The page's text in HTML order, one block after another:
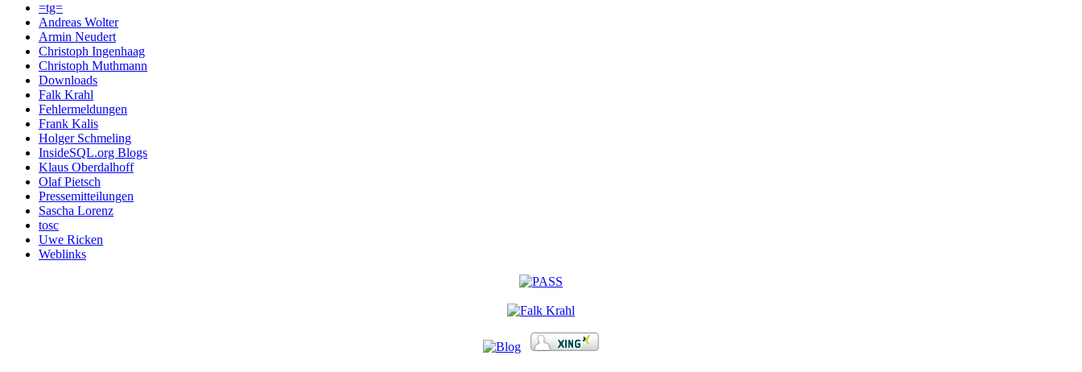
=tg=
Andreas Wolter
Armin Neudert
Christoph Ingenhaag
Christoph Muthmann
Downloads
Falk Krahl
Fehlermeldungen
Frank Kalis
Holger Schmeling
InsideSQL.org Blogs
Klaus Oberdalhoff
Olaf Pietsch
Pressemitteilungen
Sascha Lorenz
tosc
Uwe Ricken
Weblinks